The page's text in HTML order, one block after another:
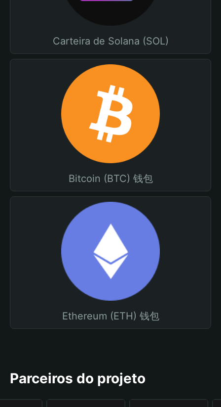
Carteira de Solana (SOL)
Bitcoin (BTC) 钱包
Ethereum (ETH) 钱包
Parceiros do projeto